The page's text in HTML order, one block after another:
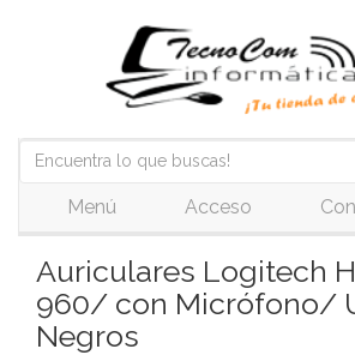
Menú Acceso
Auriculares Logitech
960/ con Micrófono/
Negros